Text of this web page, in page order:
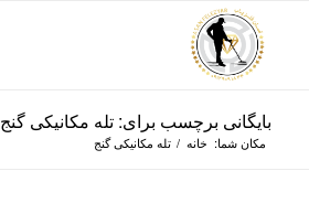
بایگانی برچسب برای: تله مکانیکی گنج
مکان شما: خانه / تله مکانیکی گنج